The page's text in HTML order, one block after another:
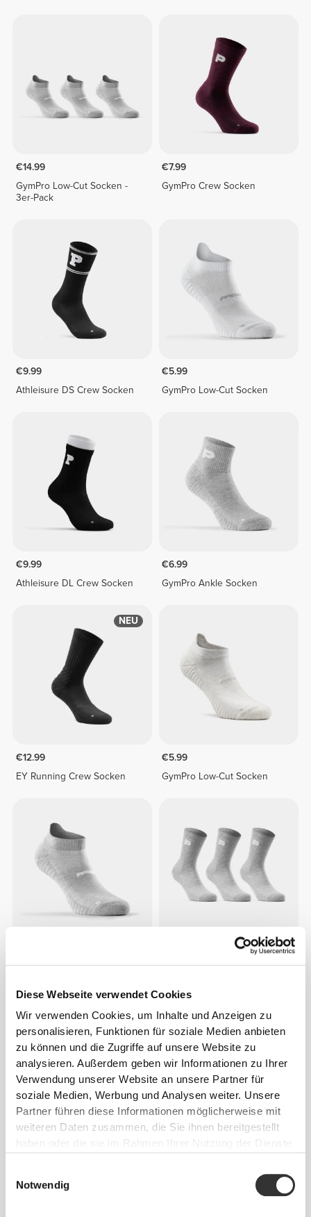
Diese Webseite verwendet Cookies
Wir verwenden Cookies, um Inhalte und Anzeigen zu
personalisieren, Funktionen für soziale Medien anbieten
zu können und die Zugriffe auf unsere Website zu
analysieren. Außerdem geben wir Informationen zu Ihrer
Verwendung unserer Website an unsere Partner für
soziale Medien, Werbung und Analysen weiter. Unsere
Partner führen diese Informationen möglicherweise mit
weiteren Daten zusammen, die Sie ihnen bereitgestellt
haben oder die sie im Rahmen Ihrer Nutzung der Dienste
Notwendig
€14.99
GymPro Low-Cut Socken -
3er-Pack
€7.99
GymPro Crew Socken
€9.99
Athleisure DS Crew Socken
€5.99
GymPro Low-Cut Socken
€9.99
Athleisure DL Crew Socken
€6.99
GymPro Ankle Socken
NEU
€12.99
EY Running Crew Socken
€5.99
GymPro Low-Cut Socken
GymPro Low-Cut Socken
GymPro Crew Socken - 3er-
€7.99
€7.99